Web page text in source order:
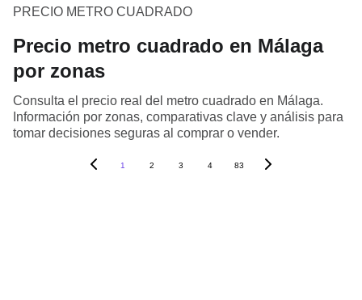
PRECIO METRO CUADRADO
Precio metro cuadrado en Málaga
por zonas
Consulta el precio real del metro cuadrado en Málaga.
Información por zonas, comparativas clave y análisis para
tomar decisiones seguras al comprar o vender.
1 2 3 4 83